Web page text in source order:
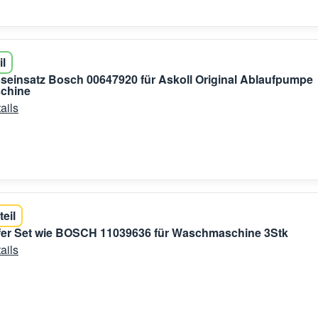
Bosch 00647920 für Askoll Original Ablaufpumpe
Set wie BOSCH 11039636 für Waschmaschine 3Stk